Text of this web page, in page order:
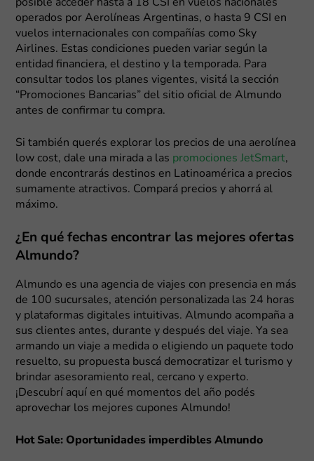
posible acceder hasta a 18 CSI en vuelos nacionales
operados por Aerolíneas Argentinas, o hasta 9 CSI en
vuelos internacionales con compañías como Sky
Airlines. Estas condiciones pueden variar según la
entidad financiera, el destino y la temporada. Para
consultar todos los planes vigentes, visitá la sección
“Promociones Bancarias” del sitio oficial de Almundo
antes de confirmar tu compra.
Si también querés explorar los precios de una aerolínea
low cost, dale una mirada a las promociones JetSmart,
donde encontrarás destinos en Latinoamérica a precios
sumamente atractivos. Compará precios y ahorrá al
máximo.
¿En qué fechas encontrar las mejores ofertas
Almundo?
Almundo es una agencia de viajes con presencia en más
de 100 sucursales, atención personalizada las 24 horas
y plataformas digitales intuitivas. Almundo acompaña a
sus clientes antes, durante y después del viaje. Ya sea
armando un viaje a medida o eligiendo un paquete todo
resuelto, su propuesta buscá democratizar el turismo y
brindar asesoramiento real, cercano y experto.
¡Descubrí aquí en qué momentos del año podés
aprovechar los mejores cupones Almundo!
Hot Sale: Oportunidades imperdibles Almundo